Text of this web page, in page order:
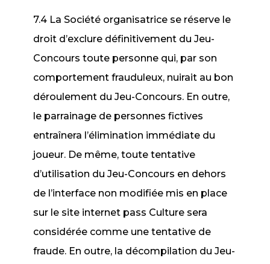
7.4 La Société organisatrice se réserve le
droit d’exclure définitivement du Jeu-
Concours toute personne qui, par son
comportement frauduleux, nuirait au bon
déroulement du Jeu-Concours. En outre,
le parrainage de personnes fictives
entraînera l’élimination immédiate du
joueur. De même, toute tentative
d’utilisation du Jeu-Concours en dehors
de l’interface non modifiée mis en place
sur le site internet pass Culture sera
considérée comme une tentative de
fraude. En outre, la décompilation du Jeu-